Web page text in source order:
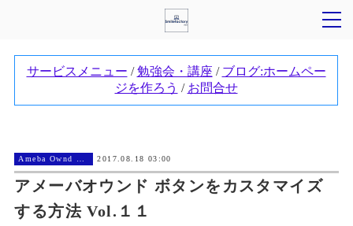
2017.08.18 03:00
アメーバオウンド ボタンをカスタマイズ
する方法 Vol.１１